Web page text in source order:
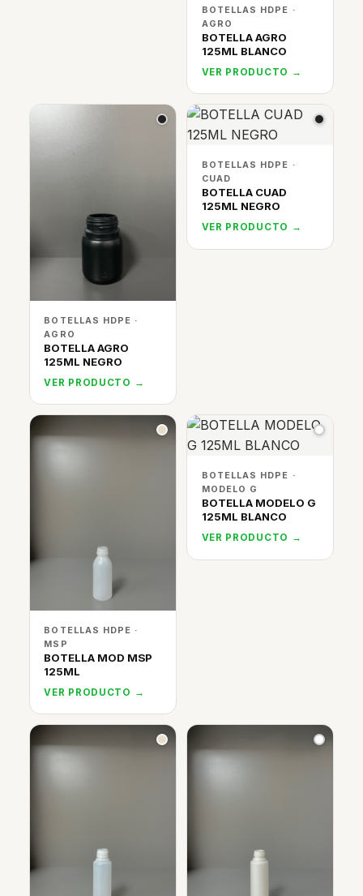
BOTELLAS HDPE ·
AGRO
BOTELLA AGRO
125ML BLANCO
VER PRODUCTO →
BOTELLAS HDPE ·
AGRO
BOTELLA AGRO
125ML NEGRO
VER PRODUCTO →
BOTELLAS HDPE ·
CUAD
BOTELLA CUAD
125ML NEGRO
VER PRODUCTO →
BOTELLAS HDPE ·
MSP
BOTELLA MOD MSP
125ML
VER PRODUCTO →
BOTELLAS HDPE ·
MODELO G
BOTELLA MODELO G
125ML BLANCO
VER PRODUCTO →